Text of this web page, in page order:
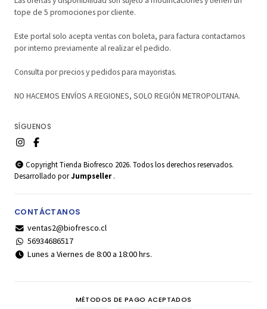
tope de 5 promociones por cliente.
Este portal solo acepta ventas con boleta, para factura contactarnos
por interno previamente al realizar el pedido.
Consulta por precios y pedidos para mayoristas.
NO HACEMOS ENVÍOS A REGIONES, SOLO REGIÓN METROPOLITANA.
SÍGUENOS
Copyright Tienda Biofresco 2026. Todos los derechos reservados.
Desarrollado porJumpseller .
CONTÁCTANOS
ventas2@biofresco.cl
56934686517
Lunes a Viernes de 8:00 a 18:00 hrs.
MÉTODOS DE PAGO ACEPTADOS